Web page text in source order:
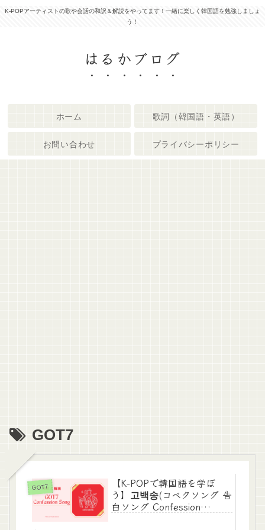
K-POPアーティストの歌や会話の和訳＆解説をやってます！一緒に楽しく韓国語を勉強しましょ
う！
はるかブログ
ホーム 歌詞（韓国語・英語）
お問い合わせ プライバシーポリシー
GOT7
GOT7
【K-POPで韓国語を学ぼ
う】고백송(コベクソング 告
白ソング Confession